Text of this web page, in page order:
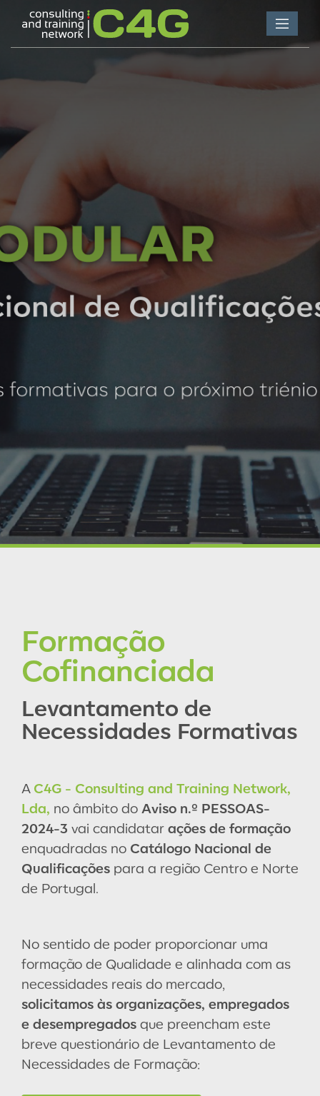
Formação
Cofinanciada
Levantamento de
Necessidades Formativas
A C4G - Consulting and Training Network,
Lda, no âmbito do Aviso n.º PESSOAS-
2024-3 vai candidatar ações de formação
enquadradas no Catálogo Nacional de
Qualificações para a região Centro e Norte
de Portugal.
No sentido de poder proporcionar uma
formação de Qualidade e alinhada com as
necessidades reais do mercado,
solicitamos às organizações, empregados
e desempregados que preencham este
breve questionário de Levantamento de
Necessidades de Formação: